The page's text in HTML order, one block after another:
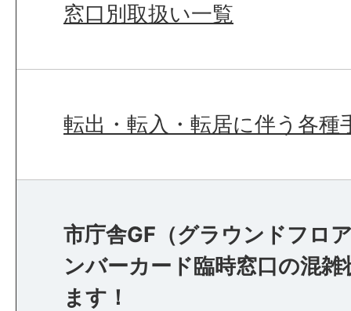
窓口別取扱い一覧
転出・転入・転居に伴う各種
市庁舎GF（グラウンドフロ
ンバーカード臨時窓口の混
ます！